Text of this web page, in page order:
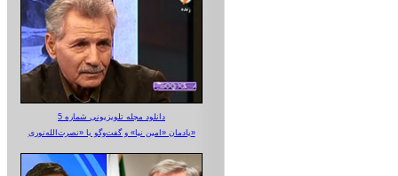
دانلود مجله تلویزیونی شماره 5
یادمان «امین نیا» و گفت‌وگو با «نصرت‌الله‌نوری»